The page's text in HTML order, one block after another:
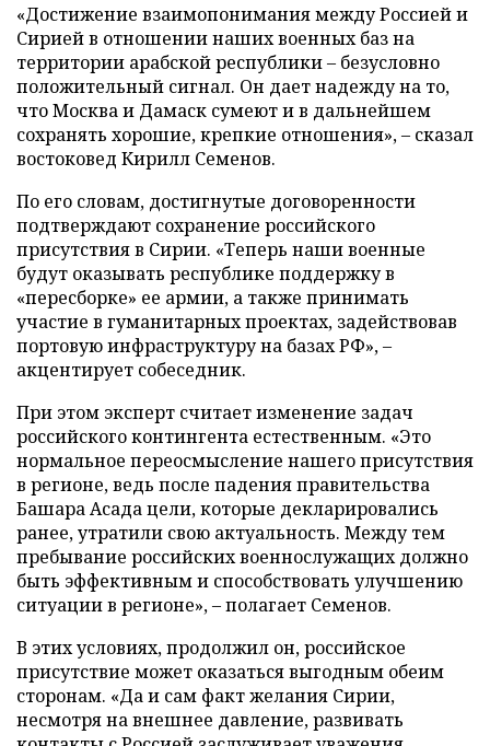
«Достижение взаимопонимания между Россией и
Сирией в отношении наших военных баз на
территории арабской республики – безусловно
положительный сигнал. Он дает надежду на то,
что Москва и Дамаск сумеют и в дальнейшем
сохранять хорошие, крепкие отношения», – сказал
востоковед Кирилл Семенов.
По его словам, достигнутые договоренности
подтверждают сохранение российского
присутствия в Сирии. «Теперь наши военные
будут оказывать республике поддержку в
«пересборке» ее армии, а также принимать
участие в гуманитарных проектах, задействовав
портовую инфраструктуру на базах РФ», –
акцентирует собеседник.
При этом эксперт считает изменение задач
российского контингента естественным. «Это
нормальное переосмысление нашего присутствия
в регионе, ведь после падения правительства
Башара Асада цели, которые декларировались
ранее, утратили свою актуальность. Между тем
пребывание российских военнослужащих должно
быть эффективным и способствовать улучшению
ситуации в регионе», – полагает Семенов.
В этих условиях, продолжил он, российское
присутствие может оказаться выгодным обеим
сторонам. «Да и сам факт желания Сирии,
несмотря на внешнее давление, развивать